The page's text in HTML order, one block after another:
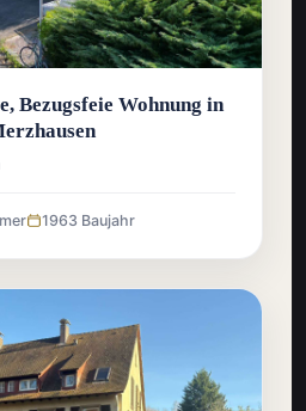
Bezugsfeie Wohnung in
1963 Baujahr